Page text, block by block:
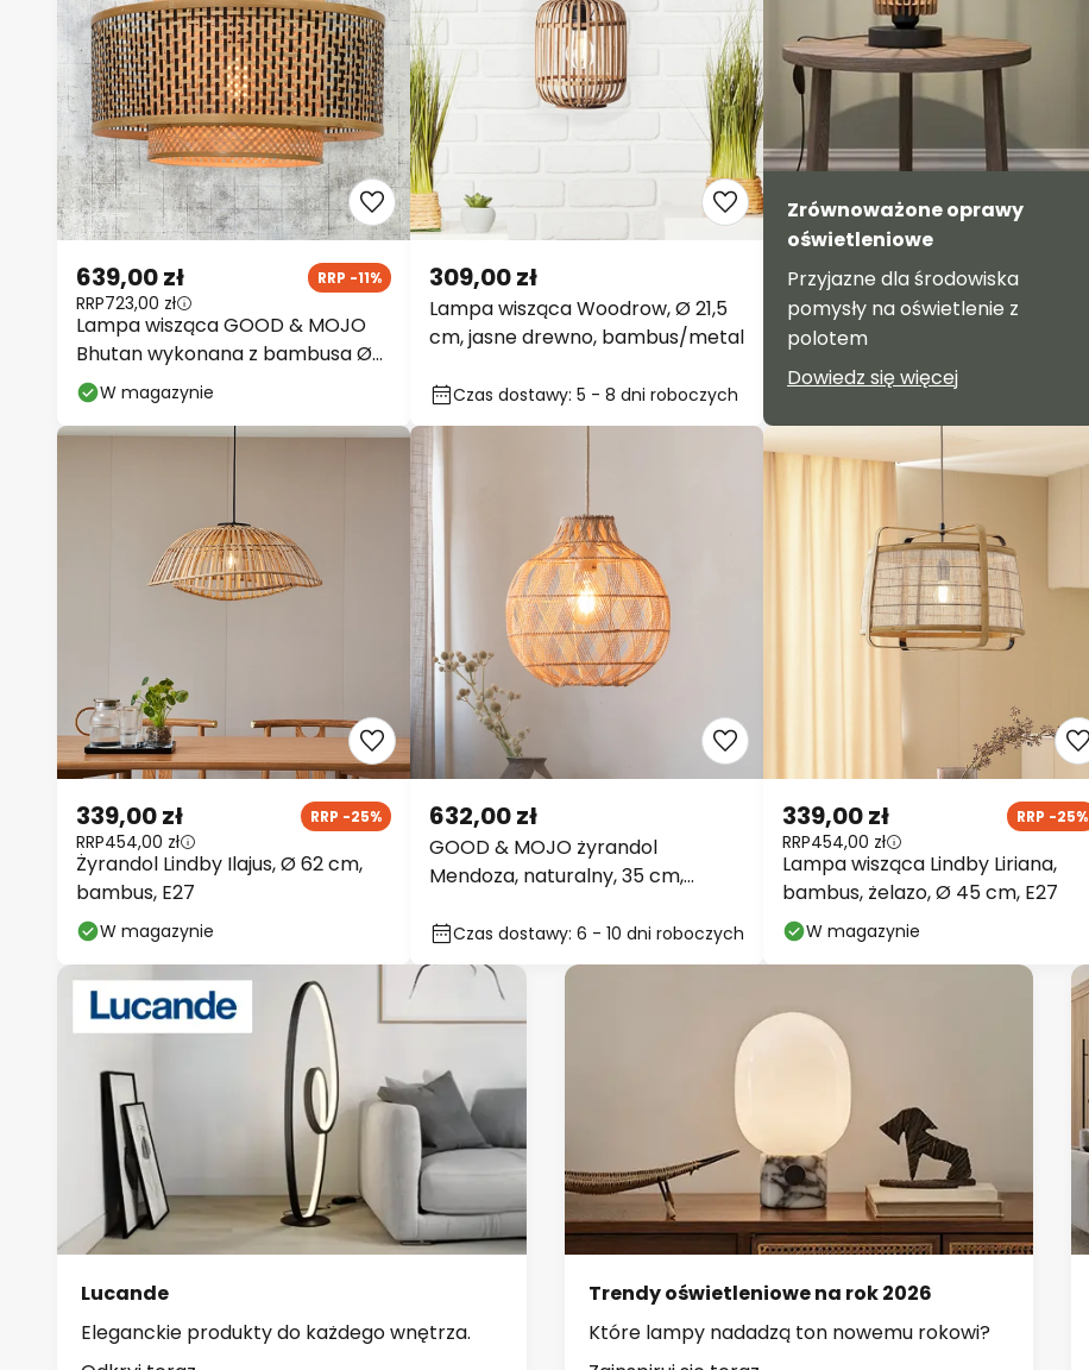
Lampa wisząca GOOD & MOJO
Bhutan wykonana z bambusa Ø
50 cm
639,00 zł RRP -11%
RRP723,00 zł
W magazynie
Lampa wisząca Woodrow, Ø 21,5
cm, jasne drewno, bambus/metal
309,00 zł
Czas dostawy: 5 - 8 dni roboczych
Zrównoważone oprawy
oświetleniowe
Przyjazne dla środowiska
pomysły na oświetlenie z
polotem
Dowiedz się więcej
Żyrandol Lindby Ilajus, Ø 62 cm,
bambus, E27
339,00 zł RRP -25%
RRP454,00 zł
W magazynie
GOOD & MOJO żyrandol
Mendoza, naturalny, 35 cm,
632,00 zł
Czas dostawy: 6 - 10 dni roboczych
Lampa wisząca Lindby Liriana,
bambus, żelazo, Ø 45 cm, E27
339,00 zł RRP -25%
RRP454,00 zł
W magazynie
Lucande
Eleganckie produkty do każdego wnętrza.
Trendy oświetleniowe na rok 2026
Które lampy nadadzą ton nowemu rokowi?